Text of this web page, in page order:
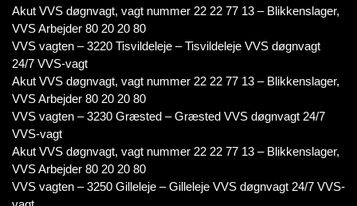
Akut VVS døgnvagt, vagt nummer 22 22 77 13 – Blikkenslager,
VVS Arbejder 80 20 20 80
VVS vagten – 3220 Tisvildeleje – Tisvildeleje VVS døgnvagt
24/7 VVS-vagt
Akut VVS døgnvagt, vagt nummer 22 22 77 13 – Blikkenslager,
VVS Arbejder 80 20 20 80
VVS vagten – 3230 Græsted – Græsted VVS døgnvagt 24/7
VVS-vagt
Akut VVS døgnvagt, vagt nummer 22 22 77 13 – Blikkenslager,
VVS Arbejder 80 20 20 80
VVS vagten – 3250 Gilleleje – Gilleleje VVS døgnvagt 24/7 VVS-